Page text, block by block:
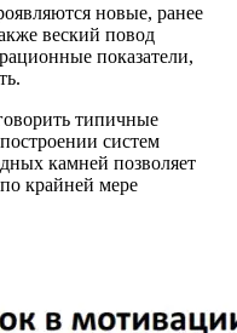
новые, ранее
веский повод
показатели,
типичные
систем
камней позволяет
крайней мере